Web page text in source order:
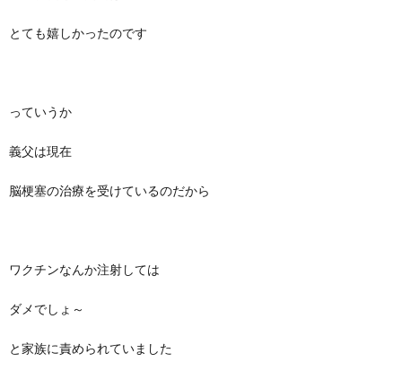
とても嬉しかったのです
っていうか
義父は現在
脳梗塞の治療を受けているのだから
ワクチンなんか注射しては
ダメでしょ～
と家族に責められていました